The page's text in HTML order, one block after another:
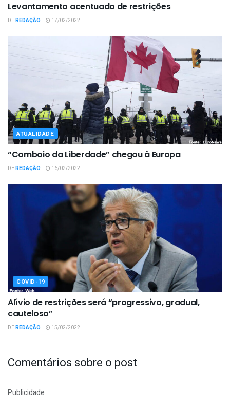
Levantamento acentuado de restrições
DEREDAÇÃO 17/02/2022
ATUALIDADE
“Comboio da Liberdade” chegou à Europa
DEREDAÇÃO 16/02/2022
COVID-19
Alívio de restrições será “progressivo, gradual,
cauteloso”
DEREDAÇÃO 15/02/2022
Comentários sobre o post
Publicidade